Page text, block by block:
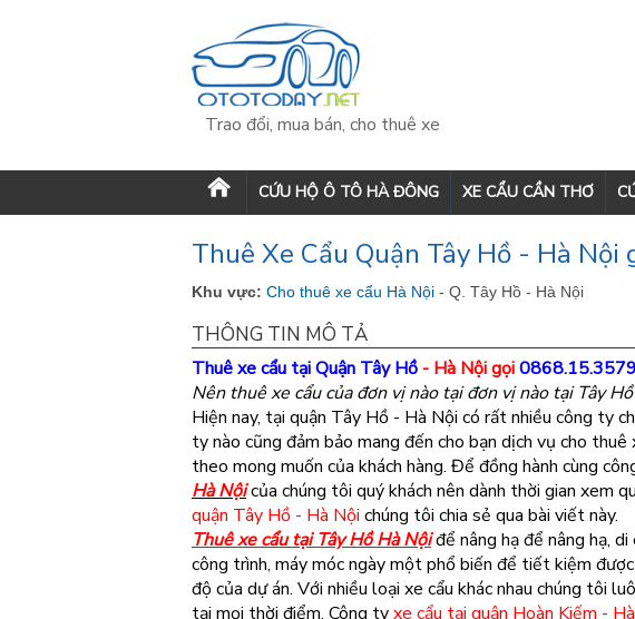
Trao đổi, mua bán, cho thuê xe
CỨU HỘ Ô TÔ HÀ ĐÔNG XE CẨU CẦN THƠ
Thuê Xe Cẩu Quận Tây Hồ - Hà Nội
Khu vực: Cho thuê xe cẩu Hà Nội - Q. Tây Hồ - Hà Nội
THÔNG TIN MÔ TẢ
Thuê xe cẩu tại Quận Tây Hồ - Hà Nội gọi0868.15.3579
Nên thuê xe cẩu của đơn vị nào tại đơn vị nào tại Tây
Hiện nay, tại quận Tây Hồ - Hà Nội có rất nhiều công ty
ty nào cũng đảm bảo mang đến cho bạn dịch vụ cho
theo mong muốn của khách hàng. Để đồng hành cùng
Hà Nộicủa chúng tôi quý khách nên dành thời gian xem
quận Tây Hồ - Hà Nội chúng tôi chia sẻ qua bài viết này.
Thuê xe cẩu tại Tây Hồ Hà Nộiđể nâng hạ để nâng hạ,
công trình, máy móc ngày một phổ biến để tiết kiệm
độ của dự án. Với nhiều loại xe cẩu khác nhau chúng tôi
tại mọi thời điểm. Công tyxe cẩu tại quận Hoàn Kiếm -